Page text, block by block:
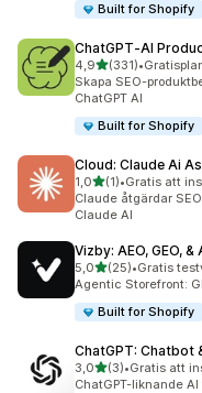
Built for Shopify
ChatGPT‑AI
4,9av 5 stjärnor
(331)
331 recensioner totalt
•
Skapa SEO-
ChatGPT AI
Built for Shopify
Cloud: Claude Ai
1,0av 5 stjärnor
(1)
1 recensioner totalt
•Gratis att
Claude åtgärdar
Claude AI
Vizby: AEO, GEO, &
5,0av 5 stjärnor
(25)
25 recensioner totalt
•Gratis
Agentic Storefront:
Built for Shopify
ChatGPT: Chatbot
3,0av 5 stjärnor
(3)
3 recensioner totalt
•Gratis att
ChatGPT-liknande